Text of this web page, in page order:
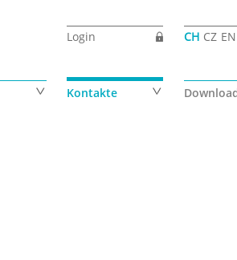
Login
CH CZ EN
Kontakte